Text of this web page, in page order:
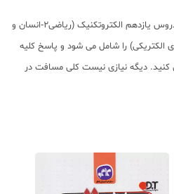
گام به گام الکتروتکنیک یازدهم هنرستان توسط گروه آموزشی مهندس اخوان در انتشارات اخوان به چاپ رسیده است و توضیحات مربوط (خرید ، ارسال و ...) در همین سایت ، عشق کتاب آمده است. کتاب فوق دروس یازدهم الکتروتکنیک (ریاضی2-انسان و
کشی و سیم پیچی ماشین های الکتریکی) را شامل می شود و پاسخ کلیه
کنید. دیگه نیازی نیست کلی مسافت در